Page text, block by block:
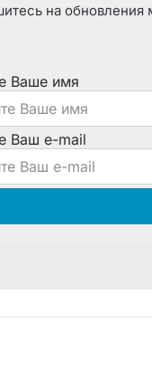
на обновления
Ваше имя
Ваш e-mail